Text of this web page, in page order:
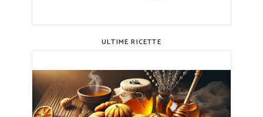
ULTIME RICETTE